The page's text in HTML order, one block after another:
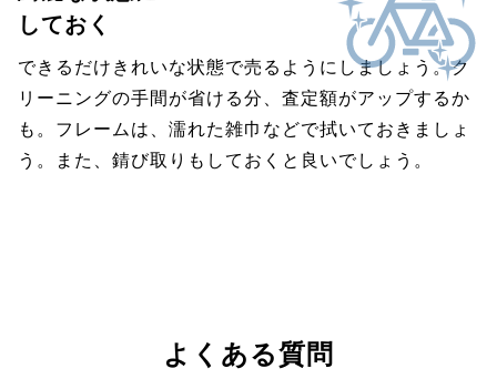
しておく
できるだけきれいな状態で売るようにしましょう。ク
リーニングの手間が省ける分、査定額がアップするか
も。フレームは、濡れた雑巾などで拭いておきましょ
う。また、錆び取りもしておくと良いでしょう。
よくある質問